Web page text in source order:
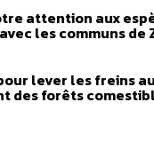
attention aux
les communs de
lever les freins au
des forêts